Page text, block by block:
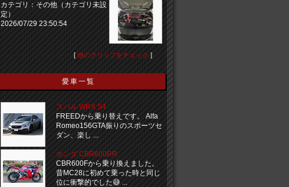
カテゴリ：その他（カテゴリ未設
定）
2026/07/29 23:50:54
[ 他のクリップをチェック ]
愛車一覧
スバル WRX S4
FREEDから乗り替えです。 Alfa
Romeo156GTA振りのスポーツセ
ダン、楽し ...
ホンダ CBR600RR
CBR600Fから乗り換えました。
昔MC28に初めて乗った時と同じ
位に衝撃的でした😅 ...